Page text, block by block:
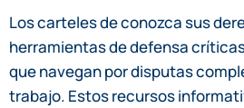
Los carteles de conozca sus
herramientas de defensa
que navegan por disputas
trabajo. Estos recursos